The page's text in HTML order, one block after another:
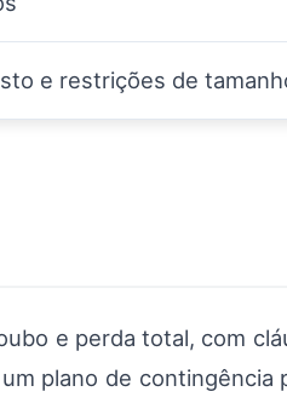
e restrições de
e perda total, com
plano de contingência